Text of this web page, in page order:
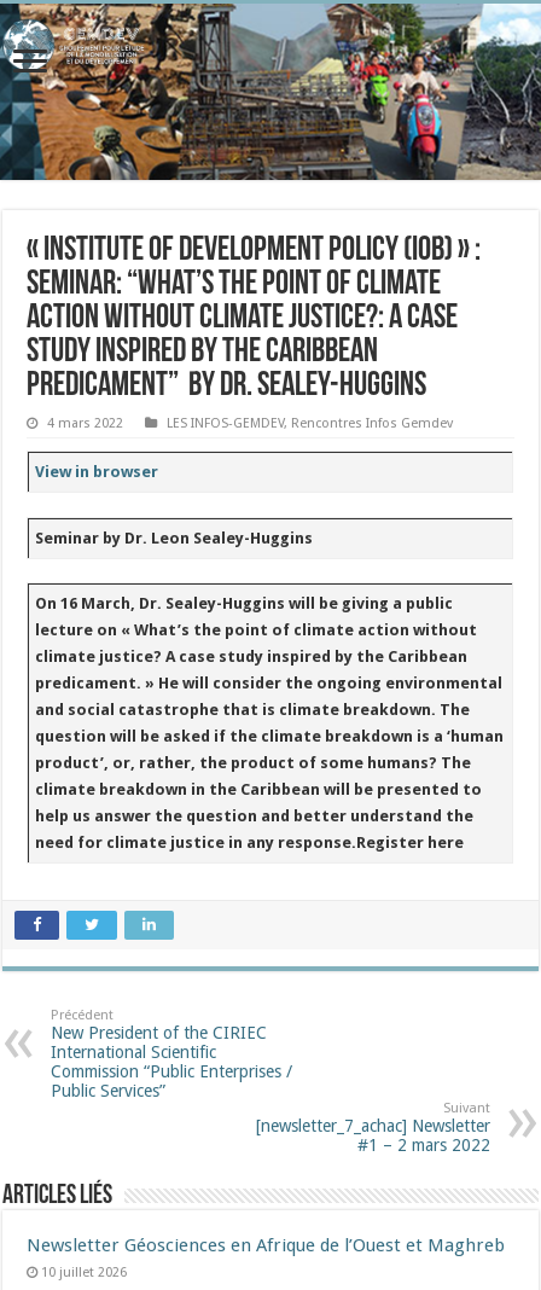
« Institute of Development Policy (IOB) » :
Seminar: “What’s the point of climate
action without climate justice?: A case
study inspired by the Caribbean
predicament” by dr. Sealey-Huggins
4 mars 2022 LES INFOS-GEMDEV, Rencontres Infos Gemdev
View in browser
Seminar by Dr. Leon Sealey-Huggins
On 16 March, Dr. Sealey-Huggins will be giving a public
lecture on «What’s the point of climate action without
climate justice? A case study inspired by the Caribbean
predicament. » He will consider the ongoing environmental
and social catastrophe that is climate breakdown. The
question will be asked if the climate breakdown is a ‘human
product’, or, rather, the product of some humans? The
climate breakdown in the Caribbean will be presented to
help us answer the question and better understand the
need for climate justice in any response.Register here
Précédent
New President of the CIRIEC
International Scientific
Commission “Public Enterprises /
Public Services”
Suivant
[newsletter_7_achac] Newsletter
#1 – 2 mars 2022
Articles liés
Newsletter Géosciences en Afrique de l’Ouest et Maghreb
10 juillet 2026